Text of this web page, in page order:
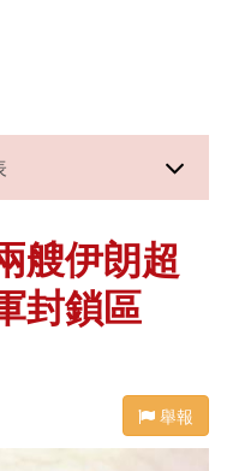
艘伊朗超
封鎖區
舉報